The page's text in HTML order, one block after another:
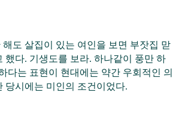
도 살집이 있는 여인을 보면 부잣집 맏
했다. 기생도를 보라. 하나같이 풍만 하
다는 표현이 현대에는 약간 우회적인 의
당시에는 미인의 조건이었다.